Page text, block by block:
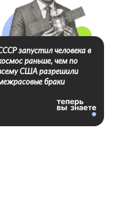
запустил человека в
раньше, чем по
США разрешили
браки